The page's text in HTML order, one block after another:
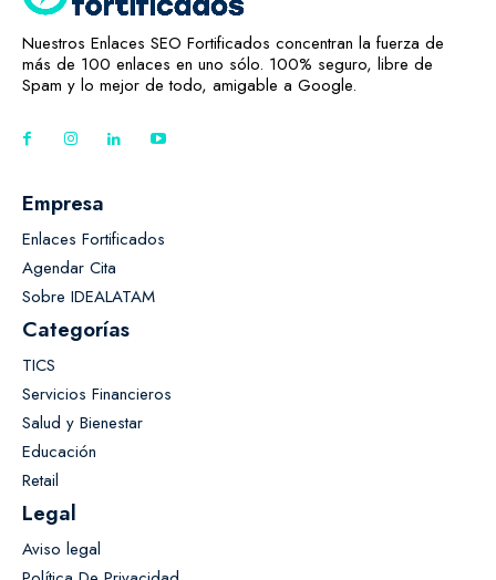
Nuestros Enlaces SEO Fortificados concentran la fuerza de
más de 100 enlaces en uno sólo. 100% seguro, libre de
Spam y lo mejor de todo, amigable a Google.
Empresa
Enlaces Fortificados
Agendar Cita
Sobre IDEALATAM
Categorías
TICS
Servicios Financieros
Salud y Bienestar
Educación
Retail
Legal
Aviso legal